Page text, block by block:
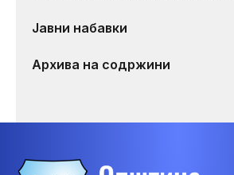
Јавни набавки
Архива на содржини